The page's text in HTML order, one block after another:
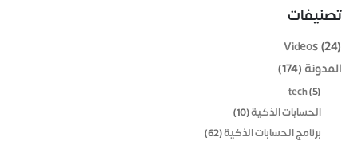
تصنيفات
Videos(24)
المدونة (174)
tech(5)
الحسابات الذكية(10)
برنامج الحسابات الذكية(62)